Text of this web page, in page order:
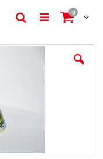
Cart
0Artikel
Suche